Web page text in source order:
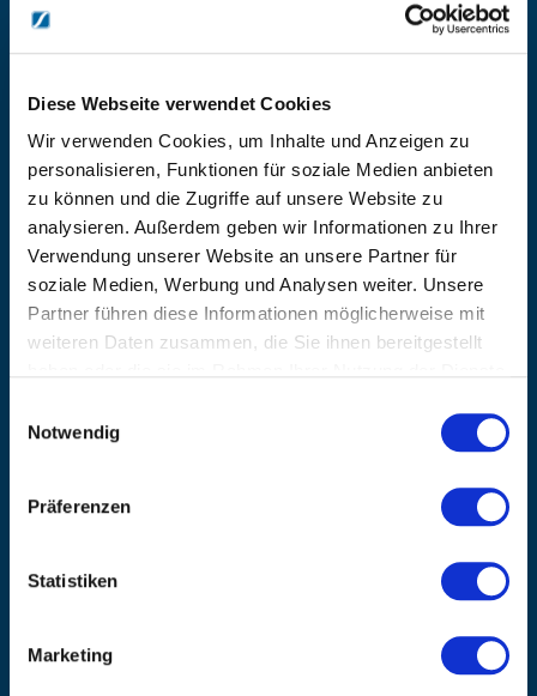
Diese Webseite verwendet Cookies
Wir verwenden Cookies, um Inhalte und Anzeigen zu
personalisieren, Funktionen für soziale Medien anbieten
zu können und die Zugriffe auf unsere Website zu
analysieren. Außerdem geben wir Informationen zu Ihrer
Verwendung unserer Website an unsere Partner für
soziale Medien, Werbung und Analysen weiter. Unsere
Partner führen diese Informationen möglicherweise mit
weiteren Daten zusammen, die Sie ihnen bereitgestellt
Notwendig
Präferenzen
Statistiken
Marketing
Zahlungsbedingungen
Datenschutzerklärung
Batterieentsorgung & Entsorgung Elektrogeräte
BLEIBE AUF DEM LAUFENDEN
Erhalten Sie die neuesten Informationen zu Veranstaltungen,
Verkäufen und Angeboten. Melden Sie sich noch heute für unseren
Newsletter an.(Datenschutzbestimmungen)
GO!
TOP MARKEN
Artzt-Vitality
Compex
formula Müller-Wohlfahrt